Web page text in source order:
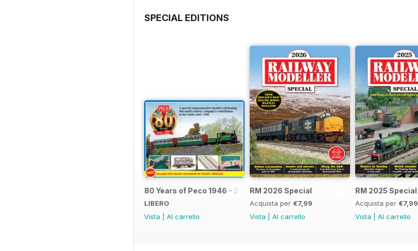
SPECIAL EDITIONS
80 Years of Peco 1946 - 2026
LIBERO
Vista
Al carrello
RM 2026 Special
Acquista per €7,99
Vista
Al carrello
RM 2025 Special
Acquista per €7,99
Vista
Al carrello